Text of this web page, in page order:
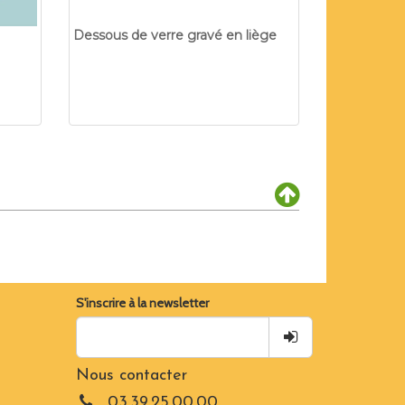
Dessous de verre gravé en liège
S'inscrire à la newsletter
Nous contacter